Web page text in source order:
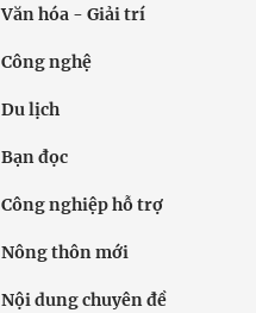
Văn hóa - Giải trí
Công nghệ
Du lịch
Bạn đọc
Công nghiệp hỗ trợ
Nông thôn mới
Nội dung chuyên đề